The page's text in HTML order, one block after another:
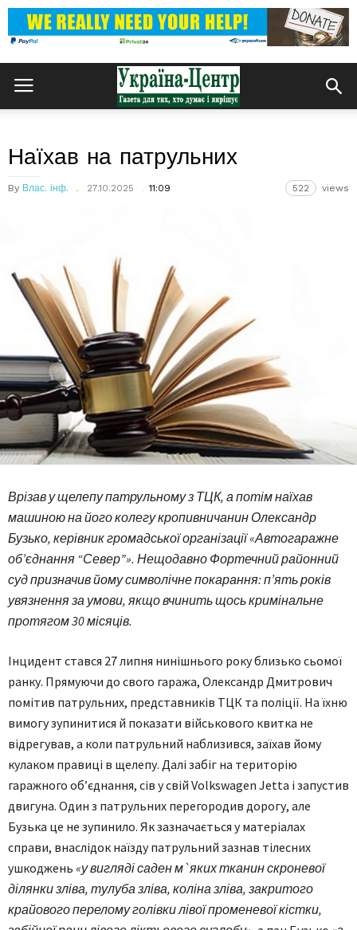
Наїхав на патрульних
By Влас. інф. 27.10.2025 11:09 522 views
Врізав у щелепу патрульному з ТЦК, а потім наїхав
машиною на його колегу кропивничанин Олександр
Бузько, керівник громадської організації «Автогаражне
об’єднання “Север”». Нещодавно Фортечний районний
суд призначив йому символічне покарання: п’ять років
увязнення за умови, якщо вчинить щось кримінальне
протягом 30 місяців.
Інцидент стався 27 липня нинішнього року близько сьомої
ранку. Прямуючи до свого гаража, Олександр Дмитрович
помітив патрульних, представників ТЦК та поліції. На їхню
вимогу зупинитися й показати військового квитка не
відрегував, а коли патрульний наблизився, заїхав йому
кулаком правиці в щелепу. Далі забіг на територію
гаражного об’єднання, сів у свій Volkswagen Jetta і запустив
двигуна. Один з патрульних перегородив дорогу, але
Бузька це не зупинило. Як зазначається у матеріалах
справи, внаслідок наїзду патрульний зазнав тілесних
ушкоджень «у вигляді саден м`яких тканин скроневої
ділянки зліва, тулуба зліва, коліна зліва, закритого
крайового перелому голівки лівої променевої кістки,